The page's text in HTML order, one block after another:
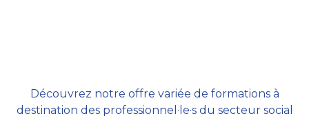
Découvrez notre offre variée de formations à
destination des professionnel·le·s du secteur social